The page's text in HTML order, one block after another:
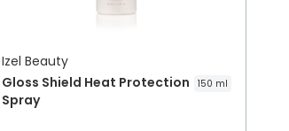
Izel Beauty
Gloss Shield Heat Protection
Spray
150 ml